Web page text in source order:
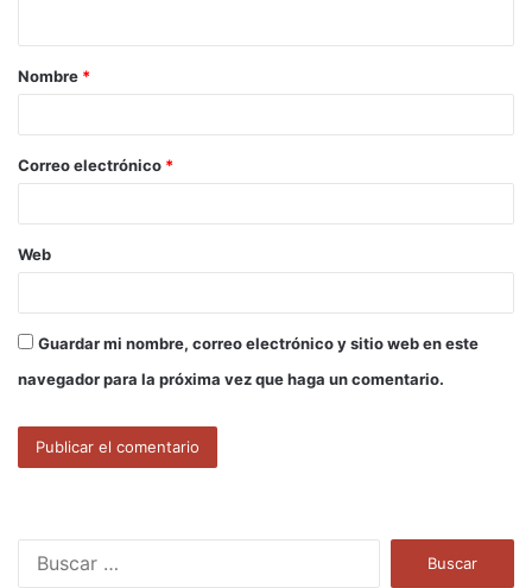
a
r
*
Nombre *
Correo electrónico *
Web
Guardar mi nombre, correo electrónico y sitio web en este
navegador para la próxima vez que haga un comentario.